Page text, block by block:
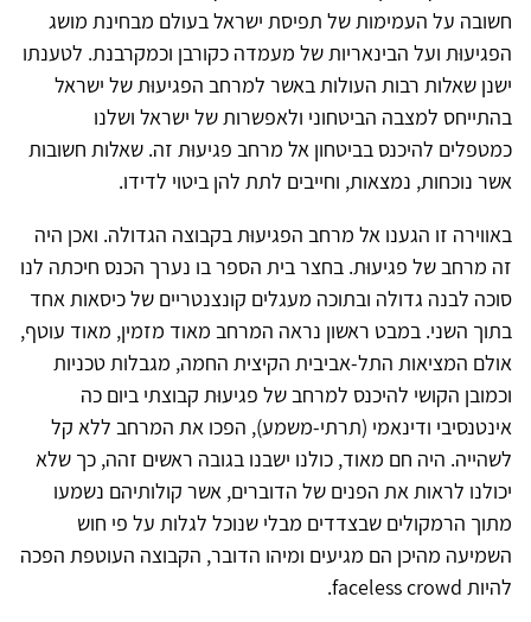
חשובה על העמימות של תפיסת ישראל בעולם מבחינת מושג
הפגיעוּת ועל הבינאריות של מעמדה כקורבן וכמקרבנת. לטענתו
ישנן שאלות רבות העולות באשר למרחב הפגיעוּת של ישראל
בהתייחס למצבה הביטחוני ולאפשרות של ישראל ושלנו
כמטפלים להיכנס בביטחון אל מרחב פגיעוּת זה. שאלות חשובות
אשר נוכחות, נמצאות, וחייבים לתת להן ביטוי לדידו.
באווירה זו הגענו אל מרחב הפגיעוּת בקבוצה הגדולה. ואכן היה
זה מרחב של פגיעוּת. בחצר בית הספר בו נערך הכנס חיכתה לנו
סוכה לבנה גדולה ובתוכה מעגלים קונצנטריים של כיסאות אחד
בתוך השני. במבט ראשון נראה המרחב מאוד מזמין, מאוד עוטף,
אולם המציאות התל-אביבית הקיצית החמה, מגבלות טכניות
וכמובן הקושי להיכנס למרחב של פגיעוּת קבוצתי ביום כה
אינטנסיבי ודינאמי (תרתי-משמע), הפכו את המרחב ללא קל
לשהייה. היה חם מאוד, כולנו ישבנו בגובה ראשים זהה, כך שלא
יכולנו לראות את הפנים של הדוברים, אשר קולותיהם נשמעו
מתוך הרמקולים שבצדדים מבלי שנוכל לגלות על פי חוש
השמיעה מהיכן הם מגיעים ומיהו הדובר, הקבוצה העוטפת הפכה
להיות faceless crowd.